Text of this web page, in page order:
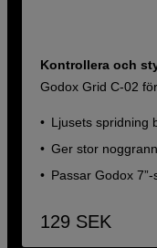
Kontrollera och
Godox Grid C-02
Ljusets spridning
Ger stor
Passar Godox
129 SEK